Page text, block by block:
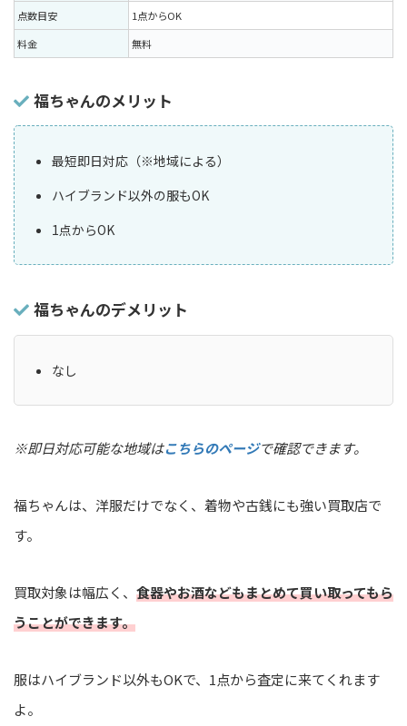
点数目安
1点からOK
料金
無料
福ちゃんのメリット
最短即日対応（※地域による）
ハイブランド以外の服もOK
1点からOK
福ちゃんのデメリット
なし
※即日対応可能な地域はこちらのページで確認できます。
福ちゃんは、洋服だけでなく、着物や古銭にも強い買取店で
す。
買取対象は幅広く、 食器やお酒などもまとめて買い取ってもら
うことができます。
服はハイブランド以外もOKで、1点から査定に来てくれます
よ。